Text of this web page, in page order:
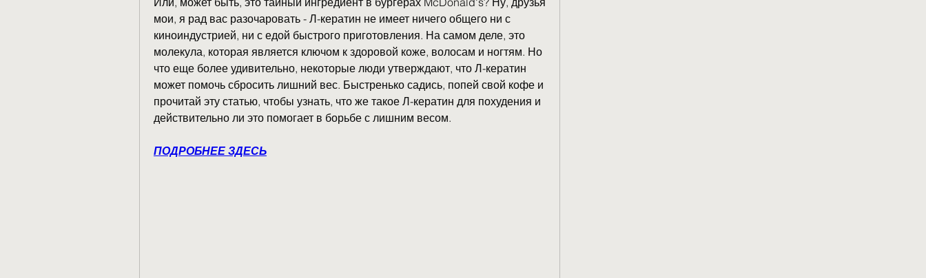
мои, я рад вас разочаровать - Л-кератин не имеет ничего общего ни с
киноиндустрией, ни с едой быстрого приготовления. На самом деле, это
молекула, которая является ключом к здоровой коже, волосам и ногтям. Но
что еще более удивительно, некоторые люди утверждают, что Л-кератин
может помочь сбросить лишний вес. Быстренько садись, попей свой кофе и
прочитай эту статью, чтобы узнать, что же такое Л-кератин для похудения и
действительно ли это помогает в борьбе с лишним весом.
ПОДРОБНЕЕ ЗДЕСЬ